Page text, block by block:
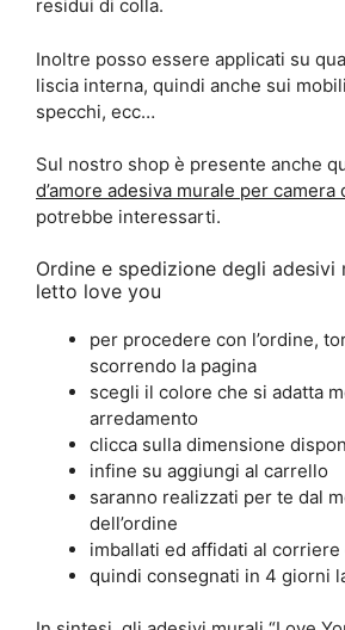
residui di colla.
Inoltre posso essere applicati su
liscia interna, quindi anche sui
specchi, ecc…
Sul nostro shop è presente anche
d’amore adesiva murale per camera
potrebbe interessarti.
Ordine e spedizione degli adesivi
letto love you
per procedere con l’ordine,
scorrendo la pagina
scegli il colore che si adatta
arredamento
clicca sulla dimensione
infine su aggiungi al carrello
saranno realizzati per te dal
dell’ordine
imballati ed affidati al
quindi consegnati in 4 giorni